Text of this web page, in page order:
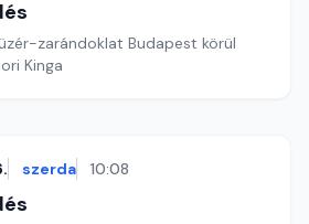
zarándoklat Budapest körül
Kinga
szerda 10:08